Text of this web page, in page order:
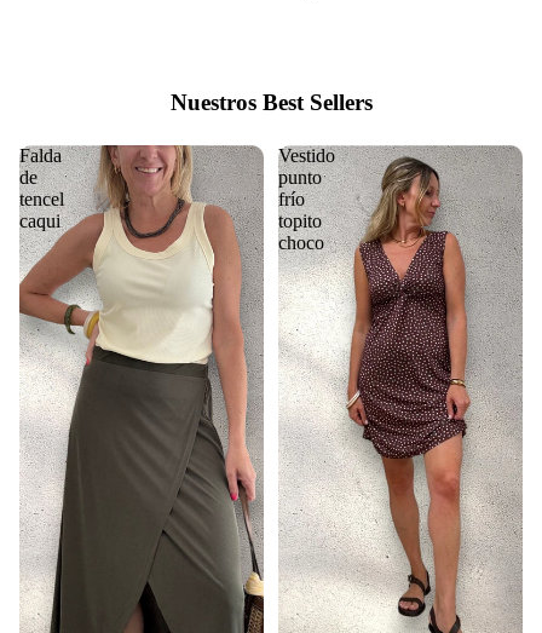
Nuestros Best Sellers
Falda
de
tencel
caqui
Vestido
punto
frío
topito
choco